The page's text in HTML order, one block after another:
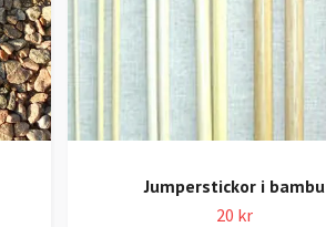
Jumperstickor i bambu
20 kr